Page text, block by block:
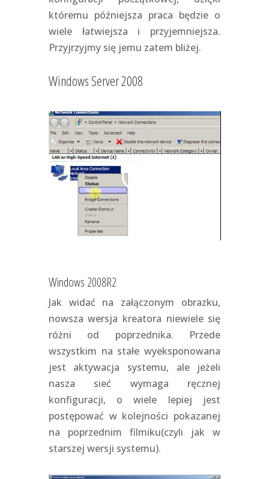
któremu późniejsza praca będzie o
wiele łatwiejsza i przyjemniejsza.
Przyjrzyjmy się jemu zatem bliżej.
Windows Server 2008
Windows 2008R2
Jak widać na załączonym obrazku,
nowsza wersja kreatora niewiele się
różni od poprzednika. Przede
wszystkim na stałe wyeksponowana
jest aktywacja systemu, ale jeżeli
nasza sieć wymaga ręcznej
konfiguracji, o wiele lepiej jest
postępować w kolejności pokazanej
na poprzednim filmiku(czyli jak w
starszej wersji systemu).